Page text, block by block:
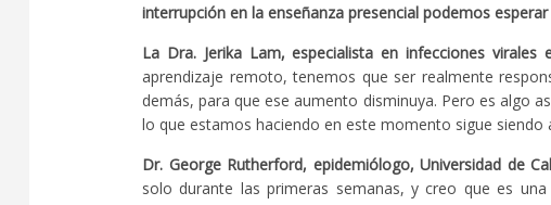
interrupción en la enseñanza presencial podemos
La Dra. Jerika Lam, especialista en infecciones virales
aprendizaje remoto, tenemos que ser realmente
demás, para que ese aumento disminuya. Pero es algo
lo que estamos haciendo en este momento sigue siendo
Dr. George Rutherford, epidemiólogo, Universidad de
solo durante las primeras semanas, y creo que es